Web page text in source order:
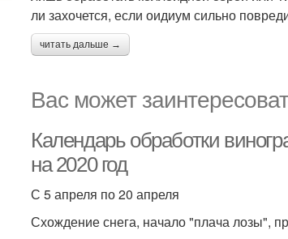
ли захочется, если оидиум сильно
читать дальше →
Вас может
Календарь обработки
на 2020 год
С 5 апреля по 20 апреля
Схождение снега, начало "плача лозы",